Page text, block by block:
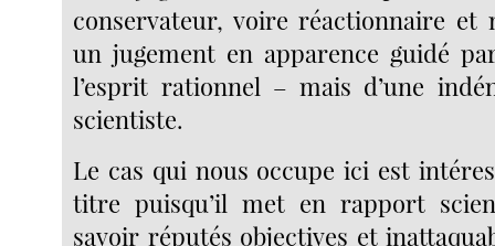
conservateur, voire réactionnaire et
un jugement en apparence guidé
l’esprit rationnel – mais d’une
scientiste.
Le cas qui nous occupe ici est
titre puisqu’il met en rapport
savoir réputés objectives et